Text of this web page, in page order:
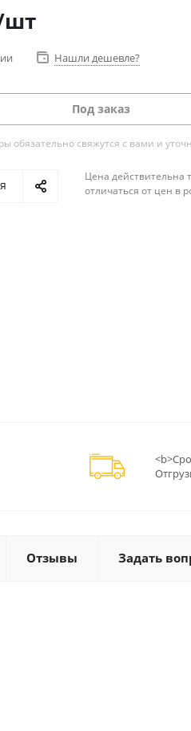
Нашли дешевле?
Под заказ
обязательно свяжутся с вами и
Цена действительна
отличаться от цен в
Отзывы Задать